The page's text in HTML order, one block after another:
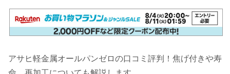
アサヒ軽金属オールパンゼロの口コミ評判！焦げ付きや寿